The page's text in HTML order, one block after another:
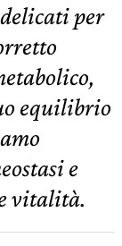
per
equilibrio
e
vitalità.